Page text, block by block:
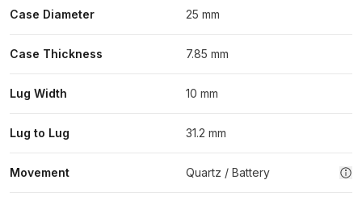
Case Diameter 25 mm
Case Thickness 7.85 mm
Lug Width 10 mm
Lug to Lug 31.2 mm
Movement Quartz / Battery